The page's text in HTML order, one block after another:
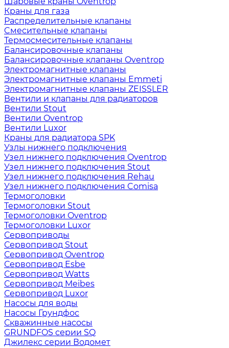
Краны для газа
Распределительные клапаны
Cмесительные клапаны
Термосмесительные клапаны
Балансировочные клапаны
Балансировочные клапаны Oventrop
Электромагнитные клапаны
Электромагнитные клапаны Emmeti
Электромагнитные клапаны ZEISSLER
Вентили и клапаны для радиаторов
Вентили Stout
Вентили Oventrop
Вентили Luxor
Краны для радиатора SPK
Узлы нижнего подключения
Узел нижнего подключения Oventrop
Узел нижнего подключения Stout
Узел нижнего подключения Rehau
Узел нижнего подключения Comisa
Термоголовки
Термоголовки Stout
Термоголовки Oventrop
Термоголовки Luxor
Сервоприводы
Сервопривод Stout
Сервопривод Oventrop
Сервопривод Esbe
Сервопривод Watts
Сервопривод Meibes
Сервопривод Luxor
Насосы для воды
Насосы Грундфос
Скважинные насосы
GRUNDFOS серии SQ
Джилекс серии Водомет